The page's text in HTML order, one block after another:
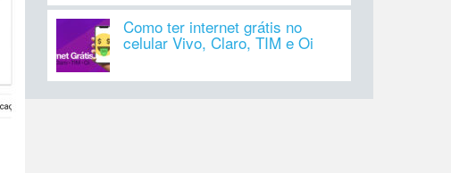
Como ter internet grátis no
celular Vivo, Claro, TIM e Oi